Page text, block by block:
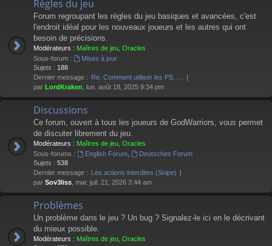
Règles du jeu
Forum regroupant les règles du jeu basiques et avancées, c'est
l'endroit idéal pour les nouveaux joueurs et les autres qui ont
besoin de précisions.
Modérateurs : Maîtres de jeu Oracles
Sous-forum :
Mises à jour
Sujets : 188
Dernier message : Re: Comment utiliser les PS, …
par LordKraken , lun. août 18, 2025 9:34 pm
Discussions
Ce forum, ouvert à tous les joueurs de GodWarriors, vous permet
de discuter librement du jeu.
Modérateurs : Maîtres de jeu Oracles
Sous-forums :
English Forum,
Deutsches Forum
Sujets : 538
Dernier message : Les actions interdites (Snipe)
par Sov3liss , mar. juil. 21, 2026 3:44 am
Problèmes
Un problème dans le jeu ? Un bug ? Signalez-le ici en le décrivant
du mieux possible.
Modérateurs : Maîtres de jeu Oracles